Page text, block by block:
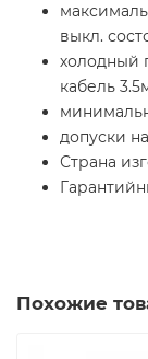
выкл.
холодный
кабель
допуски
Страна
Похожие